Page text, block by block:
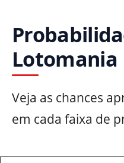
Lotomania
Veja as chances
em cada faixa de